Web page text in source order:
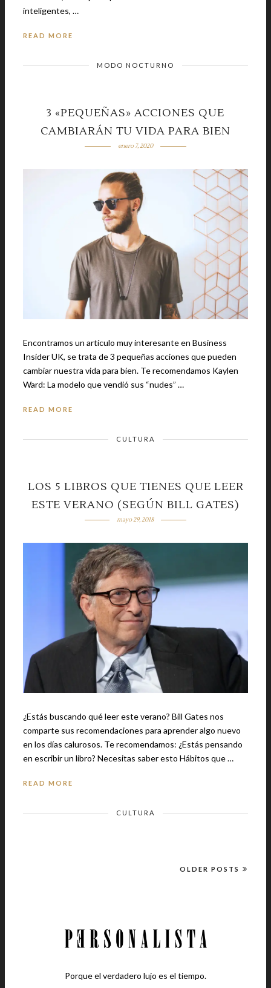
inteligentes, …
READ MORE
MODO NOCTURNO
3 «PEQUEÑAS» ACCIONES QUE
CAMBIARÁN TU VIDA PARA BIEN
enero 7, 2020
Encontramos un artículo muy interesante en Business
Insider UK, se trata de 3 pequeñas acciones que pueden
cambiar nuestra vida para bien. Te recomendamos Kaylen
Ward: La modelo que vendió sus “nudes” …
READ MORE
CULTURA
LOS 5 LIBROS QUE TIENES QUE LEER
ESTE VERANO (SEGÚN BILL GATES)
mayo 29, 2018
¿Estás buscando qué leer este verano? Bill Gates nos
comparte sus recomendaciones para aprender algo nuevo
en los días calurosos. Te recomendamos: ¿Estás pensando
en escribir un libro? Necesitas saber esto Hábitos que …
READ MORE
CULTURA
OLDER POSTS
Porque el verdadero lujo es el tiempo.